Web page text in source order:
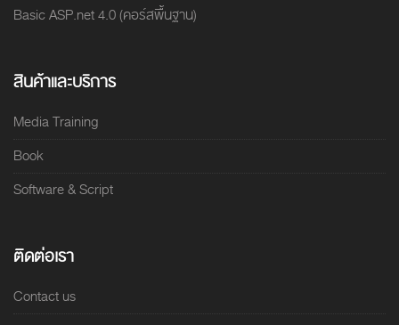
Basic ASP.net 4.0 (คอร์สพื้นฐาน)
สินค้าและบริการ
Media Training
Book
Software & Script
ติดต่อเรา
Contact us